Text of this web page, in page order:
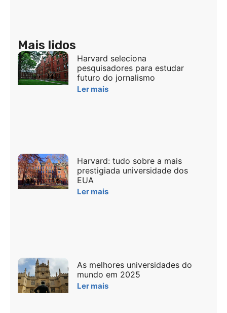
Mais lidos
Harvard seleciona
pesquisadores para estudar
futuro do jornalismo
Ler mais
Harvard: tudo sobre a mais
prestigiada universidade dos
EUA
Ler mais
As melhores universidades do
mundo em 2025
Ler mais